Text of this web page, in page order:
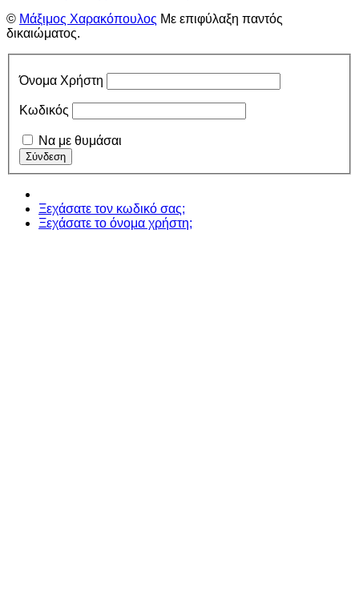
© Μάξιμος Χαρακόπουλος Με επιφύλαξη παντός
δικαιώματος.
Όνομα Χρήστη
Κωδικός
Να με θυμάσαι
Ξεχάσατε τον κωδικό σας;
Ξεχάσατε το όνομα χρήστη;